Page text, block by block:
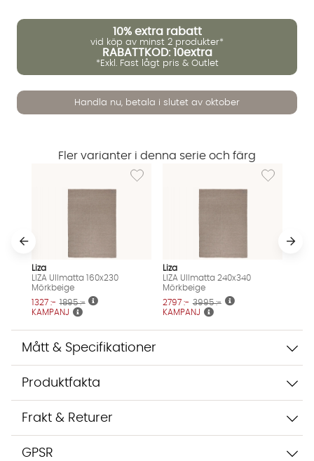
10% extra rabatt
vid köp av minst 2 produkter*
RABATTKOD: 10extra
*Exkl. Fast lågt pris & Outlet
Handla nu, betala i slutet av oktober
Fler varianter i denna serie och färg
Lägg till i önskelista: LIZA Ullmatta 160x230
Liza
LIZA Ullmatta 160x230
Mörkbeige
KAMPANJ
1327 :- 1895 :-
Lägg till i
Liza
LIZA Ullmatta 240x340
Mörkbeige
KAMPANJ
2797 :- 3995 :-
Mått & Specifikationer
Produktfakta
Frakt & Returer
GPSR
sparas i upp till 24 timmar för att kunna hjälpa dig. Vi delar